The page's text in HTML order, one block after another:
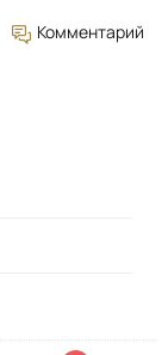
Комментарий